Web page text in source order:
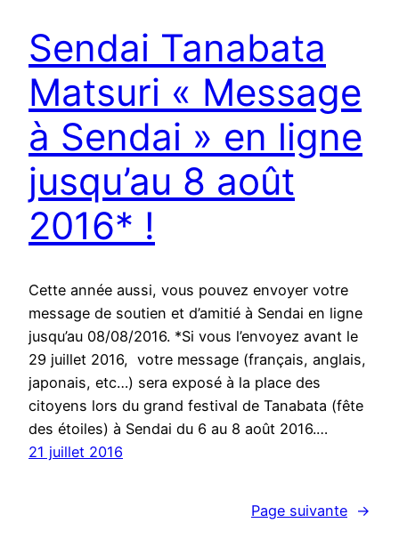
Sendai Tanabata
Matsuri « Message
à Sendai » en ligne
jusqu’au 8 août
2016* !
Cette année aussi, vous pouvez envoyer votre
message de soutien et d’amitié à Sendai en ligne
jusqu’au 08/08/2016. *Si vous l’envoyez avant le
29 juillet 2016, votre message (français, anglais,
japonais, etc…) sera exposé à la place des
citoyens lors du grand festival de Tanabata (fête
des étoiles) à Sendai du 6 au 8 août 2016.…
21 juillet 2016
Page suivante →